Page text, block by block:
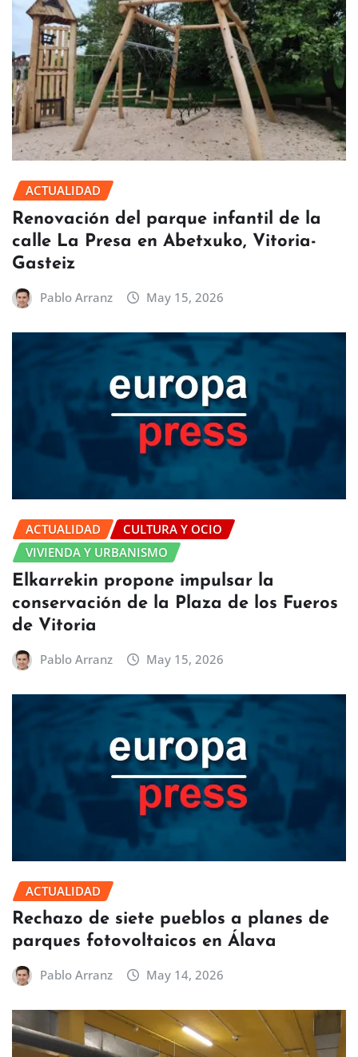
ACTUALIDAD
Renovación del parque infantil de la
calle La Presa en Abetxuko, Vitoria-
Gasteiz
Pablo Arranz May 15, 2026
ACTUALIDAD
CULTURA Y OCIO
VIVIENDA Y URBANISMO
Elkarrekin propone impulsar la
conservación de la Plaza de los Fueros
de Vitoria
Pablo Arranz May 15, 2026
ACTUALIDAD
Rechazo de siete pueblos a planes de
parques fotovoltaicos en Álava
Pablo Arranz May 14, 2026